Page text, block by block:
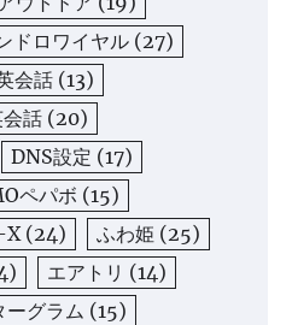
ドロワイヤル (27)
会話 (13)
話 (20)
DNS設定 (17)
ペパボ (15)
X(24) ふわ姫 (25)
エアトリ (14)
ーグラム (15)